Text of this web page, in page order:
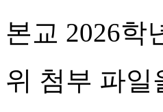
본교 2026학
위 첨부 파일